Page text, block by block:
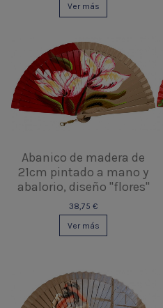
Ver más
Abanico de madera de
21cm pintado a mano y
abalorio, diseño "flores"
38,75 €
Ver más